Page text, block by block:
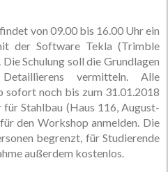
von 09.00 bis 16.00 Uhr ein
der Software Tekla (Trimble
Schulung soll die Grundlagen
vermitteln. Alle
sofort noch bis zum 31.01.2018
Stahlbau (Haus 116, August-
den Workshop anmelden. Die
begrenzt, für Studierende
außerdem kostenlos.